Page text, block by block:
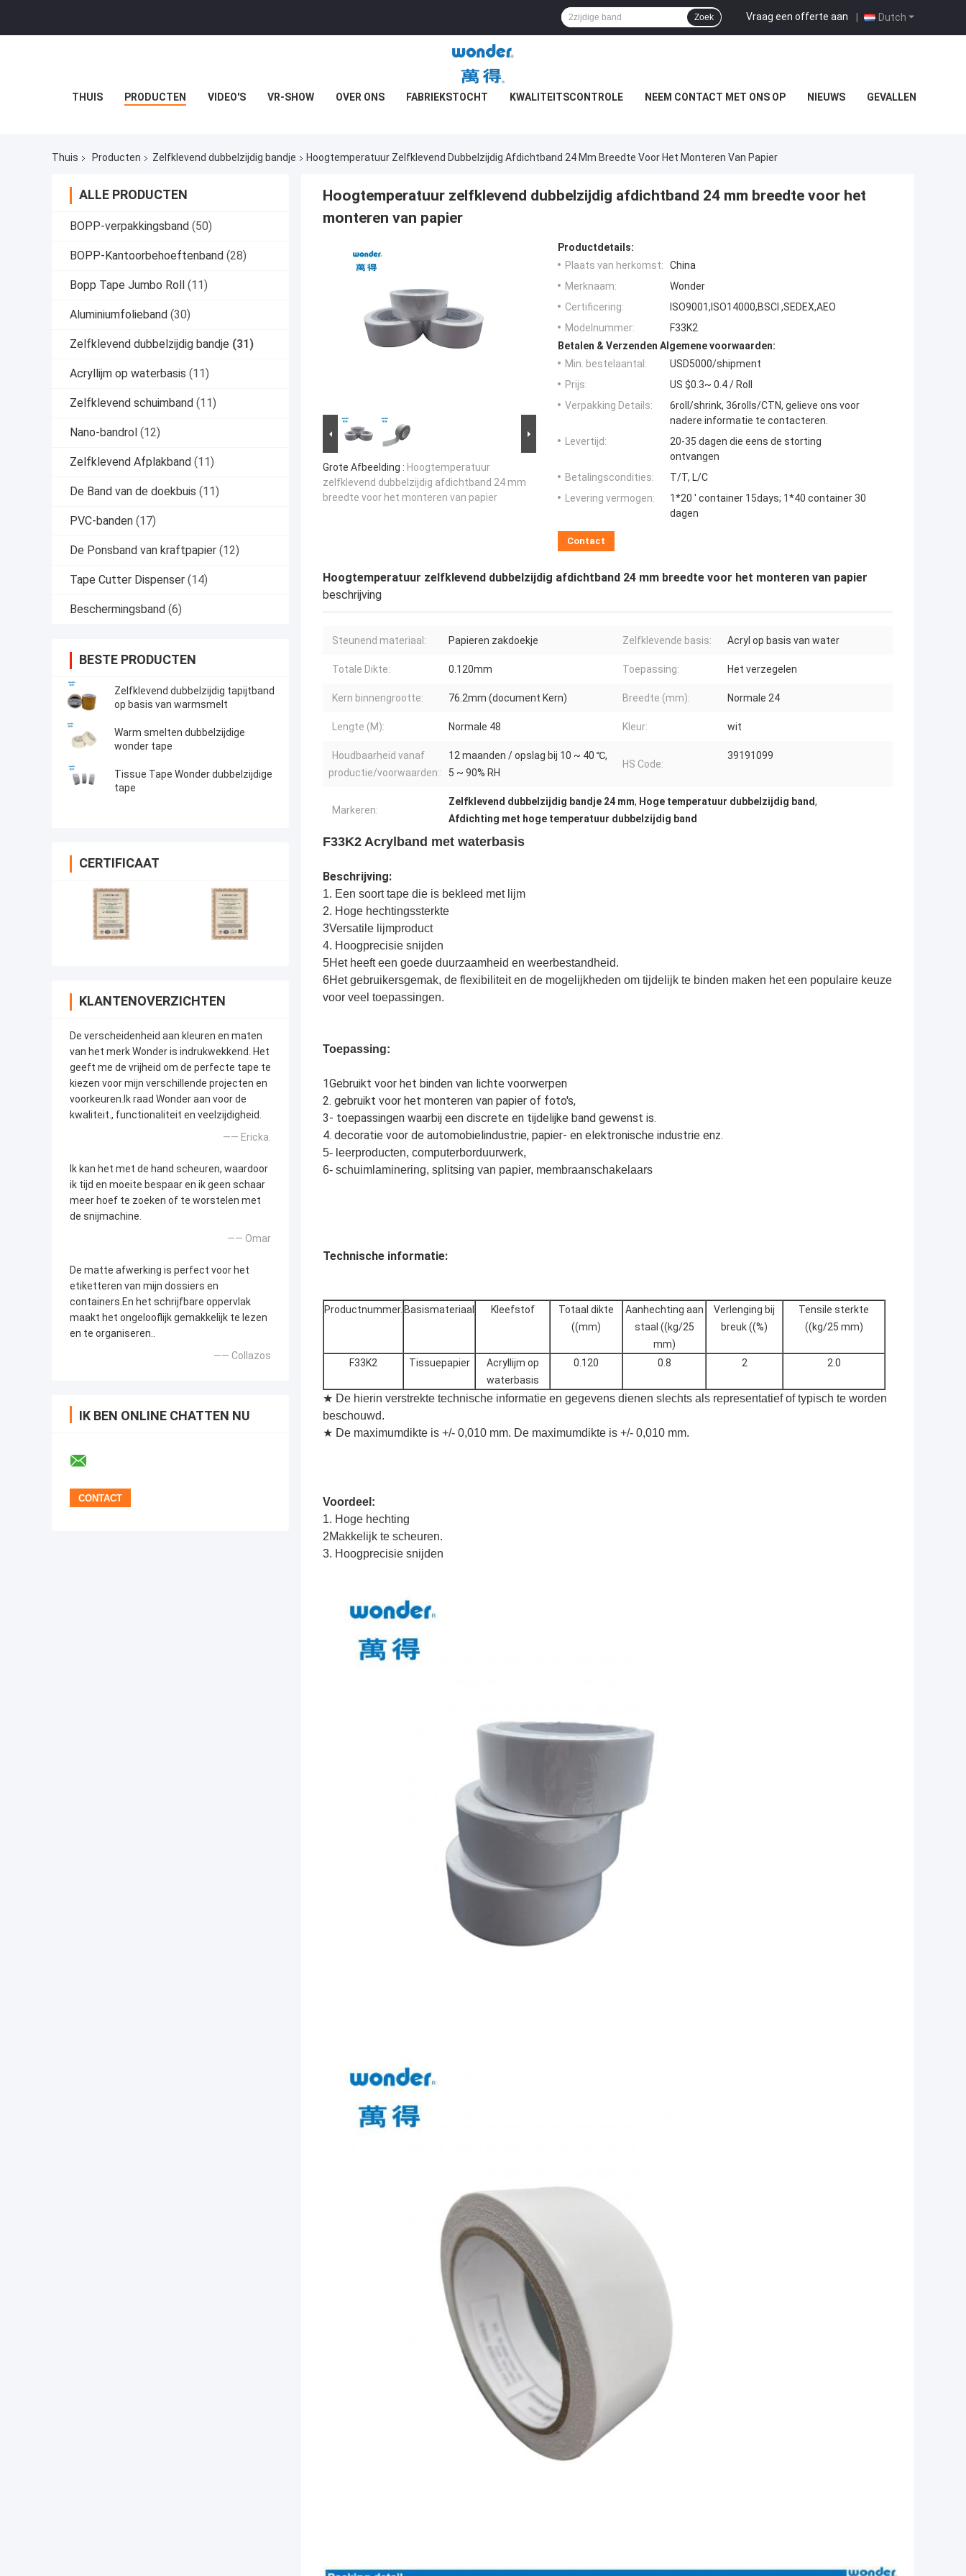
Dutch
Vraag een offerte aan |
Zoek
THUIS PRODUCTEN VIDEO'S VR-SHOW OVER ONS FABRIEKSTOCHT KWALITEITSCONTROLE NEEM CONTACT MET ONS OP NIEUWS GEVALLEN
Thuis Producten Zelfklevend dubbelzijdig bandje Hoogtemperatuur Zelfklevend Dubbelzijdig Afdichtband 24 Mm Breedte Voor Het Monteren Van Papier
ALLE PRODUCTEN
BOPP-verpakkingsband (50)
BOPP-Kantoorbehoeftenband (28)
Bopp Tape Jumbo Roll (11)
Aluminiumfolieband (30)
Zelfklevend dubbelzijdig bandje (31)
Acryllijm op waterbasis (11)
Zelfklevend schuimband (11)
Nano-bandrol (12)
Zelfklevend Afplakband (11)
De Band van de doekbuis (11)
PVC-banden (17)
De Ponsband van kraftpapier (12)
Tape Cutter Dispenser (14)
Beschermingsband (6)
BESTE PRODUCTEN
Zelfklevend dubbelzijdig tapijtband
op basis van warmsmelt
Warm smelten dubbelzijdige
wonder tape
Tissue Tape Wonder dubbelzijdige
tape
CERTIFICAAT
KLANTENOVERZICHTEN
De verscheidenheid aan kleuren en maten
van het merk Wonder is indrukwekkend. Het
geeft me de vrijheid om de perfecte tape te
kiezen voor mijn verschillende projecten en
voorkeuren.Ik raad Wonder aan voor de
kwaliteit., functionaliteit en veelzijdigheid.
—— Ericka.
Ik kan het met de hand scheuren, waardoor
ik tijd en moeite bespaar en ik geen schaar
meer hoef te zoeken of te worstelen met
de snijmachine.
—— Omar
De matte afwerking is perfect voor het
etiketteren van mijn dossiers en
containers.En het schrijfbare oppervlak
maakt het ongelooflijk gemakkelijk te lezen
en te organiseren..
—— Collazos
IK BEN ONLINE CHATTEN NU
Hoogtemperatuur zelfklevend dubbelzijdig afdichtband 24 mm breedte voor het
monteren van papier
Grote Afbeelding : Hoogtemperatuur
zelfklevend dubbelzijdig afdichtband 24 mm
breedte voor het monteren van papier
Productdetails:
Plaats van herkomst:
China
Merknaam:
Wonder
Certificering:
ISO9001,ISO14000,BSCI ,SEDEX,AEO
Modelnummer:
F33K2
Betalen & Verzenden Algemene voorwaarden:
Min. bestelaantal:
USD5000/shipment
Prijs:
US $0.3~ 0.4 / Roll
Verpakking Details:
6roll/shrink, 36rolls/CTN, gelieve ons voor
nadere informatie te contacteren.
Levertijd:
20-35 dagen die eens de storting
ontvangen
Betalingscondities:
T/T, L/C
Levering vermogen:
1*20 ' container 15days; 1*40 container 30
dagen
Contact
Hoogtemperatuur zelfklevend dubbelzijdig afdichtband 24 mm breedte voor het monteren van papier
beschrijving
Steunend materiaal: Papieren zakdoekje Zelfklevende basis: Acryl op basis van water
Totale Dikte: 0.120mm Toepassing: Het verzegelen
Kern binnengrootte: 76.2mm (document Kern) Breedte (mm): Normale 24
Lengte (M): Normale 48 Kleur: wit
Houdbaarheid vanaf
productie/voorwaarden::
12 maanden / opslag bij 10 ~ 40 ℃,
5 ~ 90% RH
HS Code:
39191099
Markeren:
Zelfklevend dubbelzijdig bandje 24 mm, Hoge temperatuur dubbelzijdig band,
Afdichting met hoge temperatuur dubbelzijdig band
F33K2 Acrylband met waterbasis
Beschrijving:
1. Een soort tape die is bekleed met lijm
2. Hoge hechtingssterkte
3Versatile lijmproduct
4. Hoogprecisie snijden
5Het heeft een goede duurzaamheid en weerbestandheid.
6Het gebruikersgemak, de flexibiliteit en de mogelijkheden om tijdelijk te binden maken het een populaire keuze
voor veel toepassingen.
Toepassing:
1Gebruikt voor het binden van lichte voorwerpen
2. gebruikt voor het monteren van papier of foto's,
3- toepassingen waarbij een discrete en tijdelijke band gewenst is.
4. decoratie voor de automobielindustrie, papier- en elektronische industrie enz.
5- leerproducten, computerborduurwerk,
6- schuimlaminering, splitsing van papier, membraanschakelaars
Technische informatie:
Productnummer. Basismateriaal Kleefstof
Totaal dikte
((mm)
Aanhechting aan
staal ((kg/25
mm)
Verlenging bij
breuk ((%)
Tensile sterkte
((kg/25 mm)
F33K2 Tissuepapier
Acryllijm op
waterbasis
0.120 0.8 2 2.0
★ De hierin verstrekte technische informatie en gegevens dienen slechts als representatief of typisch te worden
beschouwd.
★ De maximumdikte is +/- 0,010 mm. De maximumdikte is +/- 0,010 mm.
Voordeel:
1. Hoge hechting
2Makkelijk te scheuren.
3. Hoogprecisie snijden